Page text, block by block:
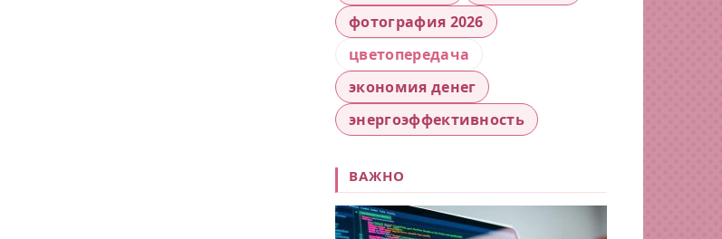
фотография 2026
цветопередача
экономия денег
энергоэффективность
ВАЖНО